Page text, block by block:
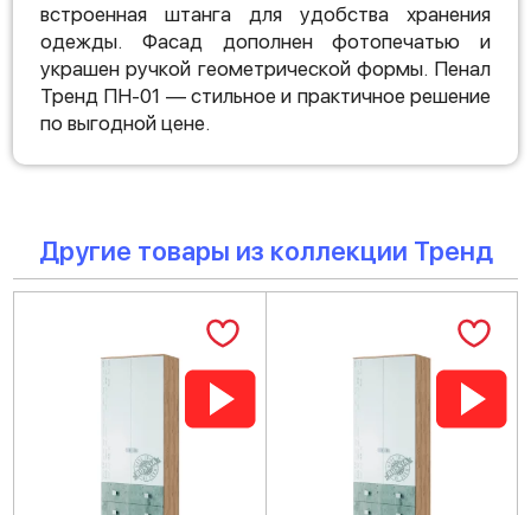
встроенная штанга для удобства хранения
одежды. Фасад дополнен фотопечатью и
украшен ручкой геометрической формы. Пенал
Тренд ПН-01 — стильное и практичное решение
по выгодной цене.
Другие товары из коллекции Тренд